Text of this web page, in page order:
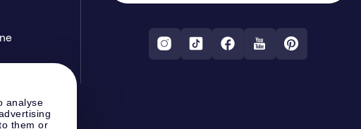
analyse
them or